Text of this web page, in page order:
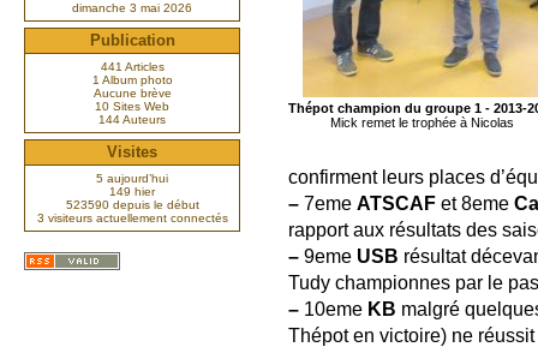
Thépot champion du groupe 1 - 2013-
Mick remet le trophée à Nicolas
confirment leurs places
– 7eme ATSCAF et 8eme
rapport aux résultats des
– 9eme USB résultat
Tudy championnes par le
– 10eme KB malgré
Thépot en victoire) ne
dimanche 3 mai 2026
Publication
441 Articles
1 Album photo
Aucune brève
10 Sites Web
144 Auteurs
Visites
5 aujourd’hui
149 hier
523590 depuis le début
3 visiteurs actuellement connectés